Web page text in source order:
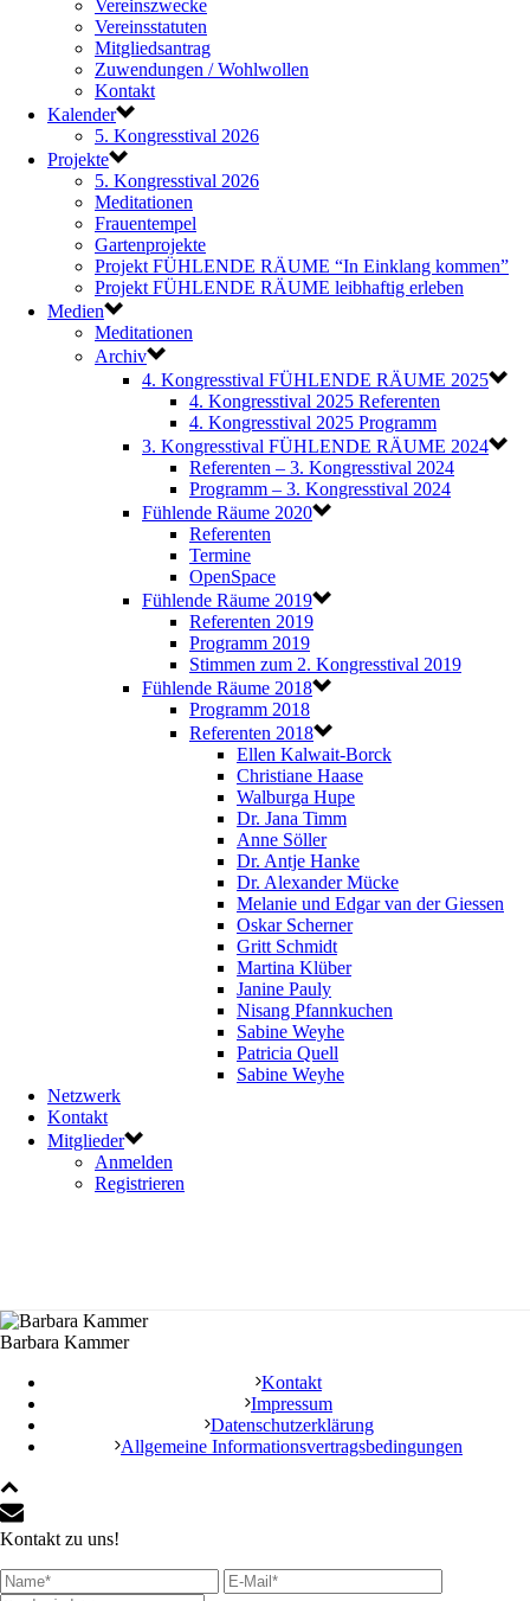
Vereinszwecke
Vereinsstatuten
Mitgliedsantrag
Zuwendungen / Wohlwollen
Kontakt
Kalender
5. Kongresstival 2026
Projekte
5. Kongresstival 2026
Meditationen
Frauentempel
Gartenprojekte
Projekt FÜHLENDE RÄUME “In Einklang kommen”
Projekt FÜHLENDE RÄUME leibhaftig erleben
Medien
Meditationen
Archiv
4. Kongresstival FÜHLENDE RÄUME 2025
4. Kongresstival 2025 Referenten
4. Kongresstival 2025 Programm
3. Kongresstival FÜHLENDE RÄUME 2024
Referenten – 3. Kongresstival 2024
Programm – 3. Kongresstival 2024
Fühlende Räume 2020
Referenten
Termine
OpenSpace
Fühlende Räume 2019
Referenten 2019
Programm 2019
Stimmen zum 2. Kongresstival 2019
Fühlende Räume 2018
Programm 2018
Referenten 2018
Ellen Kalwait-Borck
Christiane Haase
Walburga Hupe
Dr. Jana Timm
Anne Söller
Dr. Antje Hanke
Dr. Alexander Mücke
Melanie und Edgar van der Giessen
Oskar Scherner
Gritt Schmidt
Martina Klüber
Janine Pauly
Nisang Pfannkuchen
Sabine Weyhe
Patricia Quell
Sabine Weyhe
Netzwerk
Kontakt
Mitglieder
Anmelden
Registrieren
Barbara Kammer
Kontakt
Impressum
Datenschutzerklärung
Allgemeine Informationsvertragsbedingungen
Kontakt zu uns!